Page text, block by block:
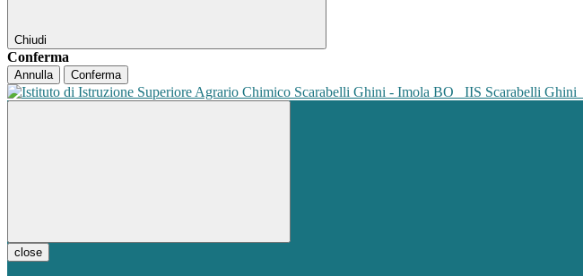
Chiudi
Conferma
Annulla Conferma
IIS Scarabelli Ghini
close